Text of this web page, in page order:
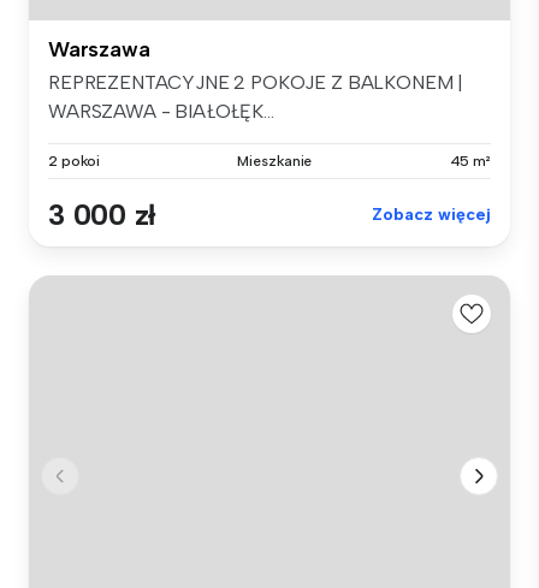
Warszawa
REPREZENTACYJNE 2 POKOJE Z BALKONEM |
WARSZAWA - BIAŁOŁĘK...
2 pokoi Mieszkanie 45 m²
3 000 zł Zobacz więcej